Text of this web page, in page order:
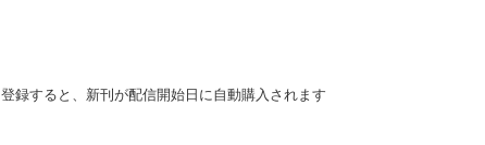
登録すると、新刊が配信開始日に自動購入されます